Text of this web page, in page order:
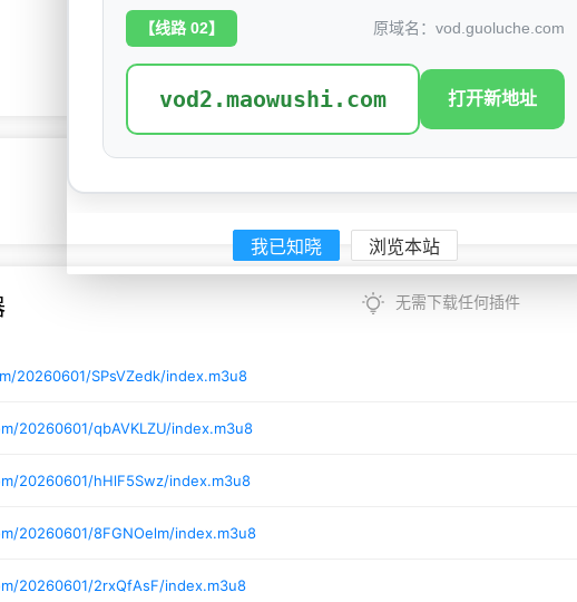
上映日期：
豆瓣ID：0
无需下载任何插件
20260601/SPsVZedk/index.m3u8
20260601/qbAVKLZU/index.m3u8
20260601/hHlF5Swz/index.m3u8
20260601/8FGNOelm/index.m3u8
20260601/2rxQfAsF/index.m3u8
【线路 02】 原域名：vod.guoluche.com
vod2.maowushi.com 打开新地址
我已知晓 浏览本站